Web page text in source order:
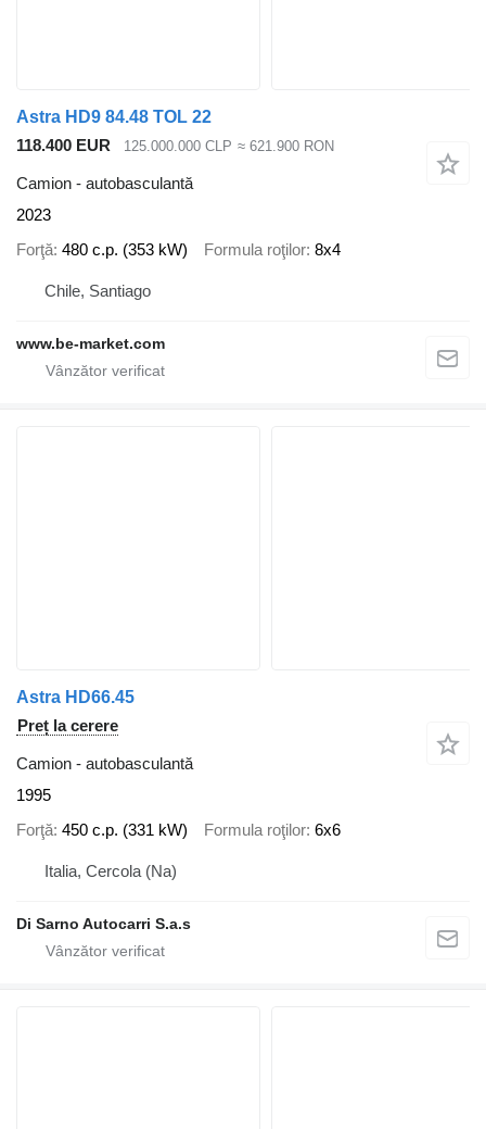
Astra HD9 84.48 TOL 22
118.400 EUR
125.000.000 CLP ≈ 621.900 RON
Camion - autobasculantă
2023
Forţă 480 c.p. (353 kW) Formula roţilor 8x4
Chile, Santiago
www.be-market.com
Astra HD66.45
Preț la cerere
Camion - autobasculantă
1995
Forţă 450 c.p. (331 kW) Formula roţilor 6x6
Italia, Cercola (Na)
Di Sarno Autocarri S.a.s